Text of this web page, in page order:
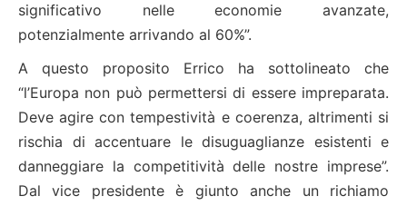
significativo nelle economie avanzate,
potenzialmente arrivando al 60%”.
A questo proposito Errico ha sottolineato che
“l’Europa non può permettersi di essere impreparata.
Deve agire con tempestività e coerenza, altrimenti si
rischia di accentuare le disuguaglianze esistenti e
danneggiare la competitività delle nostre imprese”.
Dal vice presidente è giunto anche un richiamo